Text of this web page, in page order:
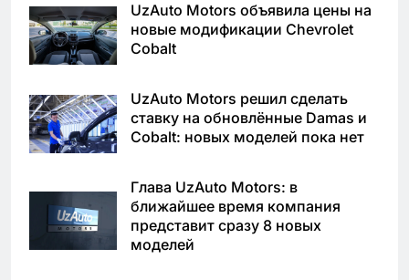
UzAuto Motors объявила цены на
новые модификации Chevrolet
Cobalt
UzAuto Motors решил сделать
ставку на обновлённые Damas и
Cobalt: новых моделей пока нет
Глава UzAuto Motors: в
ближайшее время компания
представит сразу 8 новых
моделей